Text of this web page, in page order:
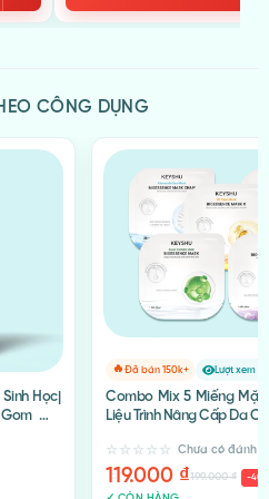
giữa công nghệ sinh học tế
CÔNG DỤNG
Học|
Cồi
🔥Đã bán 150k+ Lượt xem
Combo Mix 5 Miếng Mặt
Liệu Trình Nâng Cấp Da
Chưa có đánh
199.000₫
119.000 ₫ -40%